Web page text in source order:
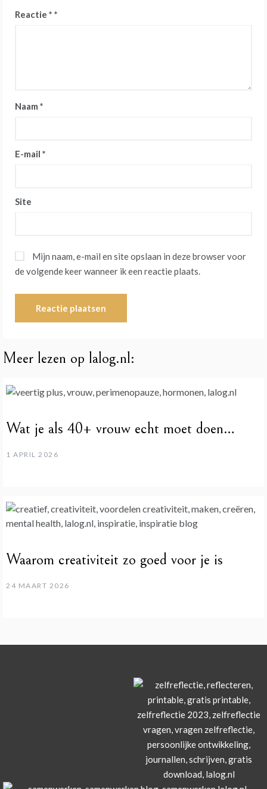
Reactie *
Naam *
E-mail *
Site
Mijn naam, e-mail en site opslaan in deze browser voor
de volgende keer wanneer ik een reactie plaats.
Meer lezen op lalog.nl:
Wat je als 40+ vrouw echt moet doen…
1 APRIL 2026
Waarom creativiteit zo goed voor je is
24 MAART 2026